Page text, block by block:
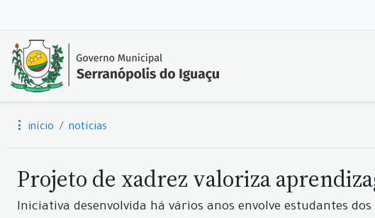
início notícias
Projeto de xadrez valoriza
Iniciativa desenvolvida há vários anos envolve estudantes